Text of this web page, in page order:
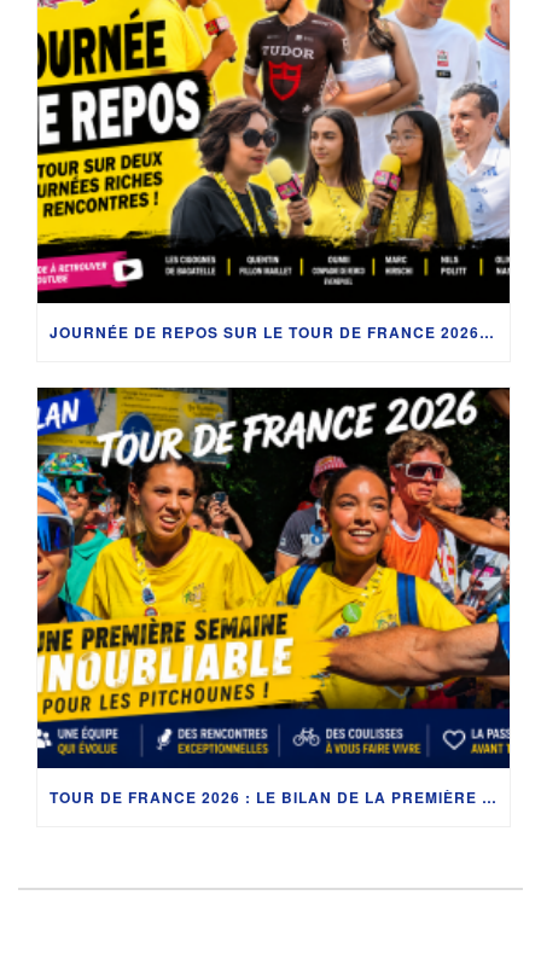
JOURNÉE DE REPOS SUR LE TOUR DE FRANCE 2026 : RETOUR SUR DEUX JOURNÉES RICHES EN RENCONTRES
TOUR DE FRANCE 2026 : LE BILAN DE LA PREMIÈRE SEMAINE DES PITCHOUNES AVANT LA REPRISE